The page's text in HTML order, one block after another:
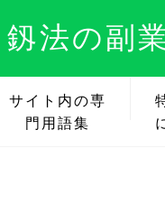
釼法の副
サイト内の専
門用語集